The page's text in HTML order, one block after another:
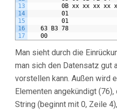
13
14
15
16
17
0B xx xx xx xx xx
01
01
63 B3 78
00
Man sieht durch die
man sich den Datensatz gut
vorstellen kann. Außen wird
Elementen angekündigt
String (beginnt mit 0, Zeile